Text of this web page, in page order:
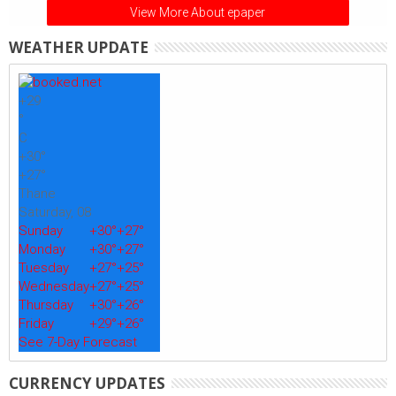
View More About epaper
WEATHER UPDATE
+29
°
C
+30°
+27°
Thane
Saturday, 08
Sunday
+30°+27°
Monday
+30°+27°
Tuesday
+27°+25°
Wednesday+27°+25°
Thursday
+30°+26°
Friday
+29°+26°
See 7-Day Forecast
CURRENCY UPDATES